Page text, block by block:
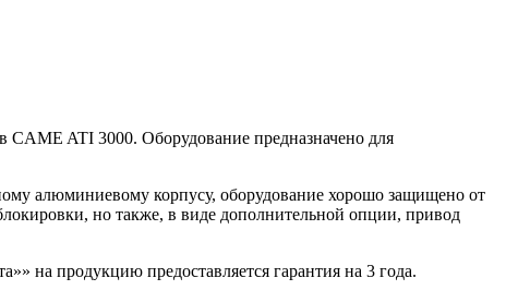
ATI 3000. Оборудование предназначено для
алюминиевому корпусу, оборудование хорошо защищено от
но также, в виде дополнительной опции, привод
на продукцию предоставляется гарантия на 3 года.